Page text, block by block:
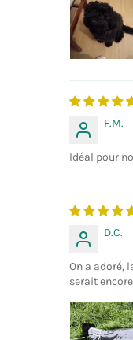
F.M.
Idéal pour
D.C.
On a adoré,
serait